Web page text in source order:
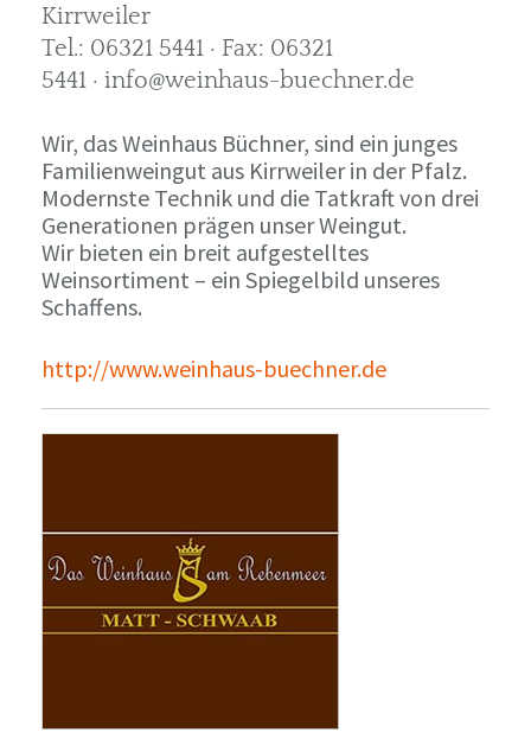
Kirrweiler
Tel.: 06321 5441 · Fax: 06321
5441 · info@weinhaus-buechner.de
Wir, das Weinhaus Büchner, sind ein junges
Familienweingut aus Kirrweiler in der Pfalz.
Modernste Technik und die Tatkraft von drei
Generationen prägen unser Weingut.
Wir bieten ein breit aufgestelltes
Weinsortiment – ein Spiegelbild unseres
Schaffens.
http://www.weinhaus-buechner.de